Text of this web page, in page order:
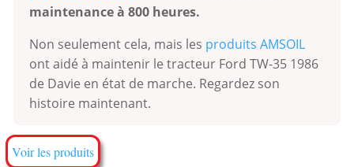
maintenance à 800 heures.
Non seulement cela, mais les produits AMSOIL
ont aidé à maintenir le tracteur Ford TW-35 1986
de Davie en état de marche. Regardez son
histoire maintenant.
Voir les produits